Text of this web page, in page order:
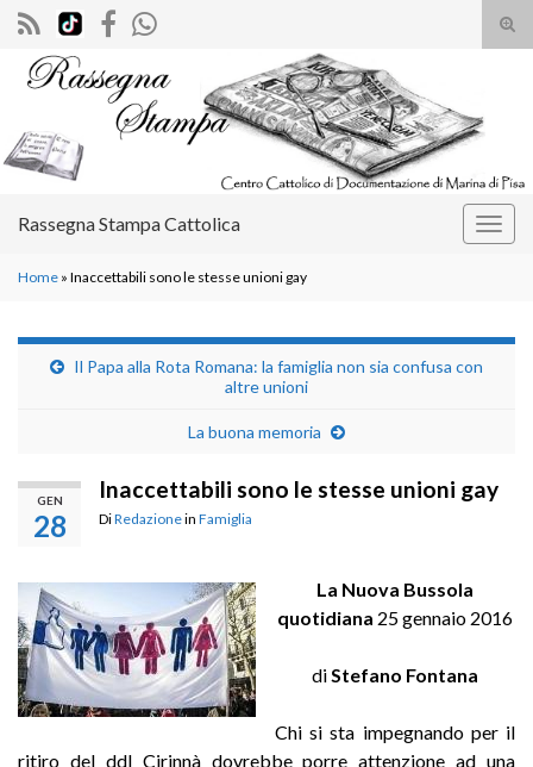
il
Search for:
Rassegna Stampa Cattolica
Home » Inaccettabili sono le stesse unioni gay
Il Papa alla Rota Romana: la famiglia non sia confusa con
altre unioni
La buona memoria
GEN
28
Inaccettabili sono le stesse unioni gay
DiRedazionein Famiglia
La Nuova Bussola
quotidiana 25 gennaio 2016
di Stefano Fontana
Chi si sta impegnando per il
ritiro del ddl Cirinnà dovrebbe porre attenzione ad una